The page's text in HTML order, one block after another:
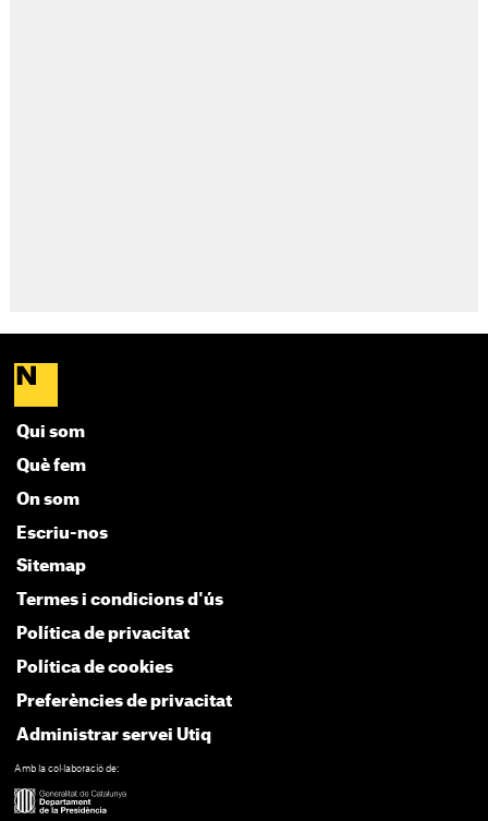
Qui som
Què fem
On som
Escriu-nos
Sitemap
Termes i condicions d'ús
Política de privacitat
Política de cookies
Preferències de privacitat
Administrar servei Utiq
Amb la col·laboració de: